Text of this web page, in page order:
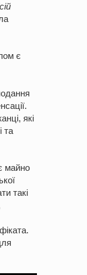
є
які
та
майно
такі